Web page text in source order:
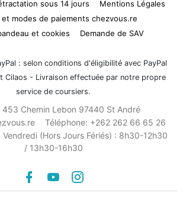
sous 14 jours
Mentions Légales
et modes de paiements chezvous.re
et cookies
Demande de SAV
: selon conditions d'éligibilité avec PayPal
Cilaos - Livraison effectuée par notre propre
service de coursiers.
453 Chemin Lebon 97440 St André
Téléphone: +262 262 66 65 26
Vendredi (Hors Jours Fériés) : 8h30-12h30
/ 13h30-16h30
Facebook
youtube
instagram